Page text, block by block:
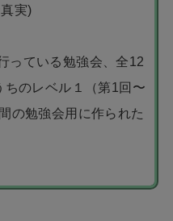
実)
っている勉強会、全12
ちのレベル１（第1回〜
の勉強会用に作られた